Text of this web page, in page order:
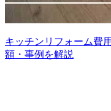
キッチンリフォーム費
額・事例を解説